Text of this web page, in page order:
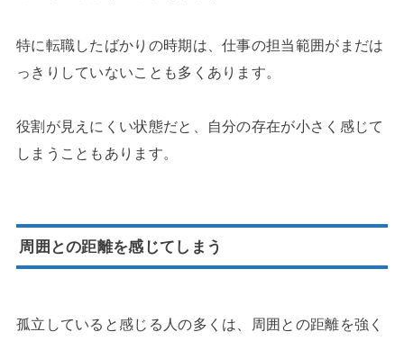
特に転職したばかりの時期は、仕事の担当範囲がまだは
っきりしていないことも多くあります。
役割が見えにくい状態だと、自分の存在が小さく感じて
しまうこともあります。
周囲との距離を感じてしまう
孤立していると感じる人の多くは、周囲との距離を強く